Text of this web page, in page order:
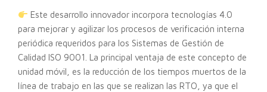
Este desarrollo innovador incorpora tecnologías 4.0
para mejorar y agilizar los procesos de verificación interna
periódica requeridos para los Sistemas de Gestión de
Calidad ISO 9001. La principal ventaja de este concepto de
unidad móvil, es la reducción de los tiempos muertos de la
línea de trabajo en las que se realizan las RTO, ya que el